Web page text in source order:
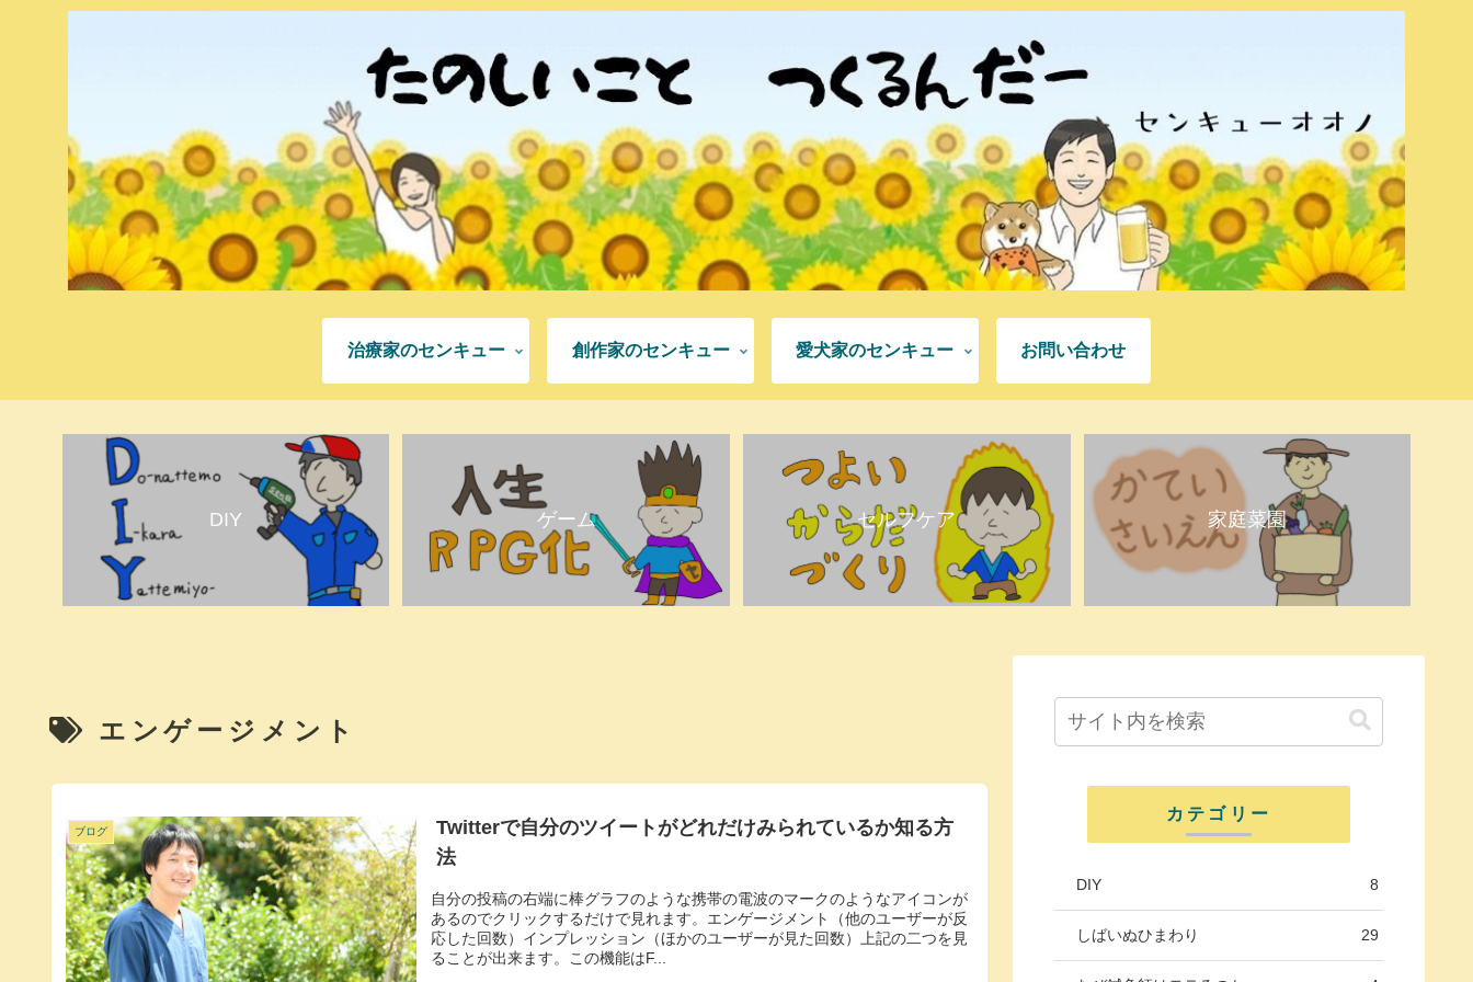
治療家のセンキュー 創作家のセンキュー 愛犬家のセンキュー お問い合わせ
DIY ゲーム セルフケア 家庭菜園
エンゲージメント
ブログ
Twitterで自分のツイートがどれだけみられているか知る方
法
自分の投稿の右端に棒グラフのような携帯の電波のマークのようなアイコンが
あるのでクリックするだけで見れます。エンゲージメント（他のユーザーが反
応した回数）インプレッション（ほかのユーザーが見た回数）上記の二つを見
ることが出来ます。この機能はF...
カテゴリー
DIY 8
しばいぬひまわり 29